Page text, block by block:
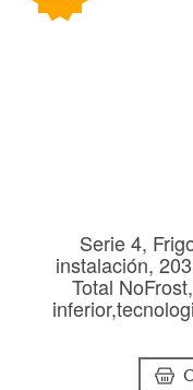
Serie 4,
instalación,
Total